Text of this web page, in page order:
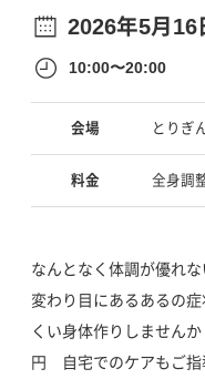
2026年5月16
10:00〜20:00
会場 とりぎ
料金 全身調
なんとなく体調が優れ
変わり目にあるあるの
くい身体作りしません
円 自宅でのケアもご指